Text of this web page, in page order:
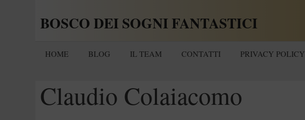
BOSCO DEI SOGNI FANTASTICI
HOME BLOG IL TEAM CONTATTI PRIVACY POLICY
Claudio Colaiacomo